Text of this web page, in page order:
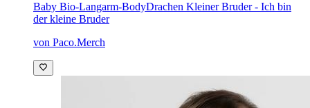
Baby Bio-Langarm-BodyDrachen Kleiner Bruder - Ich bin
der kleine Bruder
von Paco.Merch